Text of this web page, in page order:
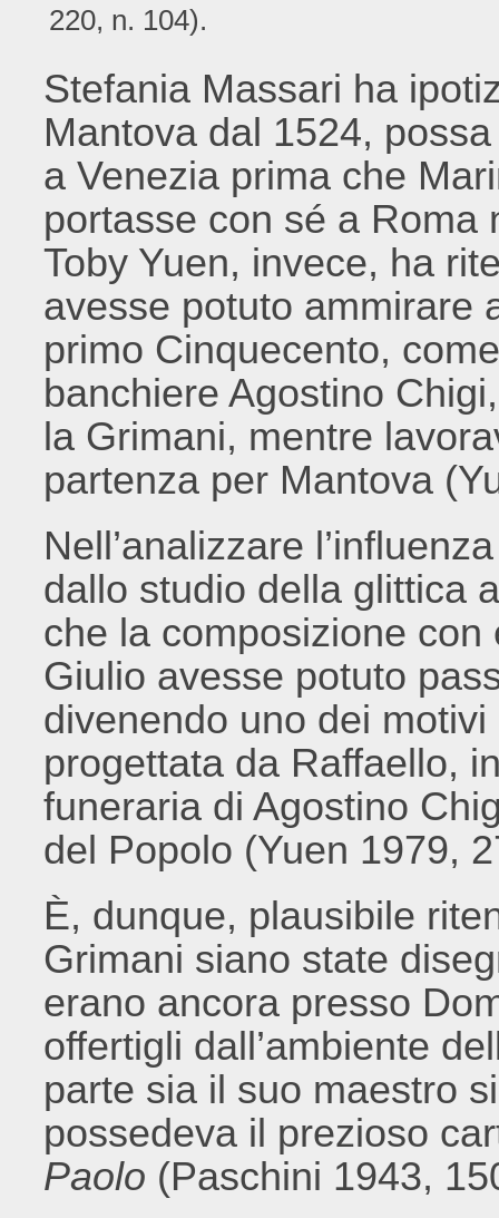
220, n. 104).
Stefania Massari ha
Mantova dal 1524,
a Venezia prima che
portasse con sé a Roma
Toby Yuen, invece, ha
avesse potuto ammirare
primo Cinquecento,
banchiere Agostino
la Grimani, mentre
partenza per Mantova
Nell’analizzare
dallo studio della glittica
che la composizione
Giulio avesse potuto
divenendo uno dei
progettata da Raffaello,
funeraria di Agostino
del Popolo (Yuen 1979,
È, dunque, plausibile
Grimani siano state
erano ancora presso
offertigli dall’ambiente
parte sia il suo maestro
possedeva il prezioso
Paolo (Paschini 1943,